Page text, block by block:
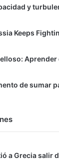
y
Keeps
Aprender
de sumar
a Grecia salir